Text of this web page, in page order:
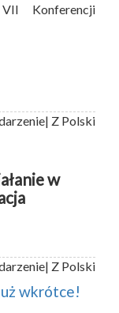
Konferencji
| Z Polski
w
| Z Polski
wkrótce!